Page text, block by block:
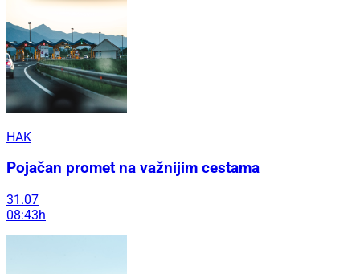
HAK
Pojačan promet na važnijim cestama
31.07
08:43h